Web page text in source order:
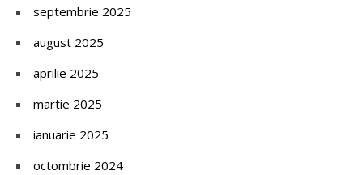
septembrie 2025
august 2025
aprilie 2025
martie 2025
ianuarie 2025
octombrie 2024